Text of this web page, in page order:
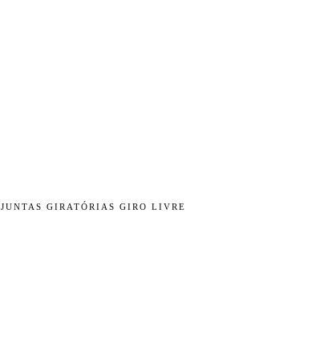
JUNTAS GIRATÓRIAS GIRO LIVRE